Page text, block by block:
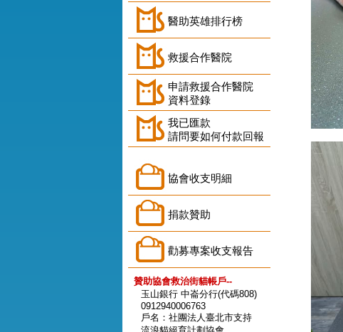
醫助英雄排行榜
救援合作醫院
申請救援合作醫院
資料登錄
我已匯款
請問要如何付款回報
協會收支明細
捐款贊助
勸募專案收支報告
贊助協會救治街貓帳戶--
玉山銀行 中崙分行(代碼808)
0912940006763
戶名：社團法人臺北市支持